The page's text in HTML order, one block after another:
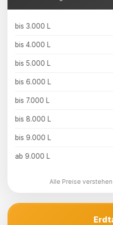
bis 3.000 L
bis 4.000 L
bis 5.000 L
bis 6.000 L
bis 7.000 L
bis 8.000 L
bis 9.000 L
ab 9.000 L
Alle Preise